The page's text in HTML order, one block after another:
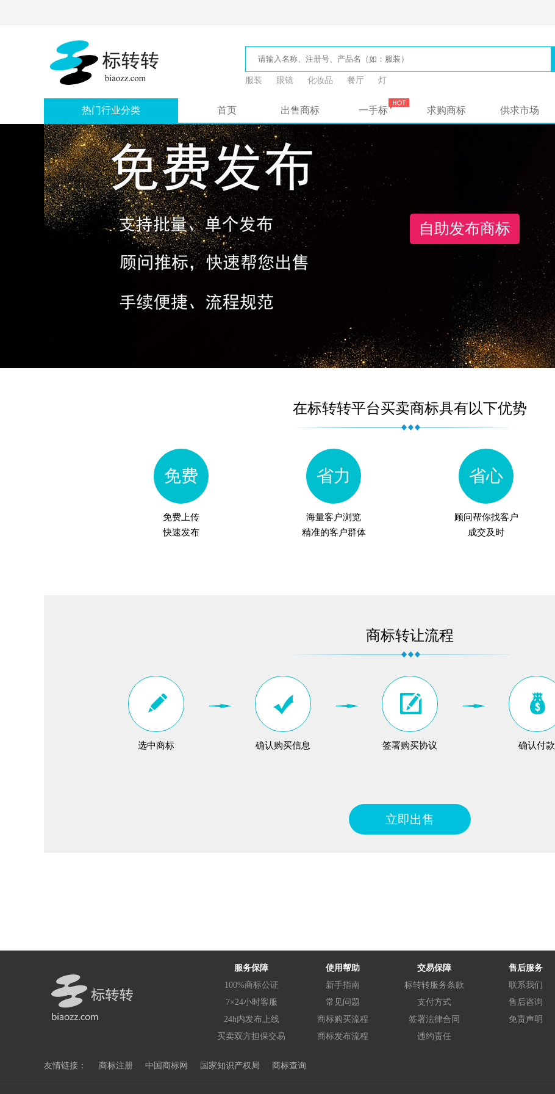
服装 眼镜 化妆品 餐厅 灯
热门行业分类 首页 出售商标 一手标 求购商标 供求市场
自助发布商标
在标转转平台买卖商标具有以下优势
免费
免费上传
快速发布
省力
海量客户浏览
精准的客户群体
省心
顾问帮你找客户
成交及时
商标转让流程
选中商标 确认购买信息 签署购买协议 确认付款
立即出售
服务保障
100%商标公证
7×24小时客服
24h内发布上线
买卖双方担保交易
使用帮助
新手指南
常见问题
商标购买流程
商标发布流程
交易保障
标转转服务条款
支付方式
签署法律合同
违约责任
售后服务
联系我们
售后咨询
免责声明
友情链接： 商标注册 中国商标网 国家知识产权局 商标查询